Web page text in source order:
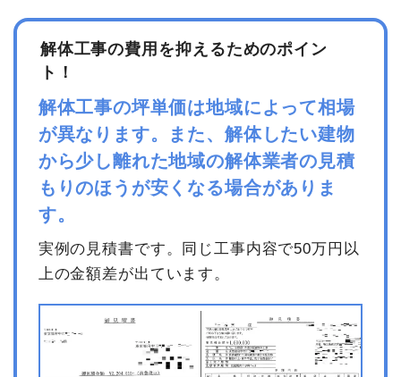
解体工事の費用を抑えるためのポイン
ト！
解体工事の坪単価は地域によって相場
が異なります。また、解体したい建物
から少し離れた地域の解体業者の見積
もりのほうが安くなる場合がありま
す。
実例の見積書です。同じ工事内容で50万円以
上の金額差が出ています。